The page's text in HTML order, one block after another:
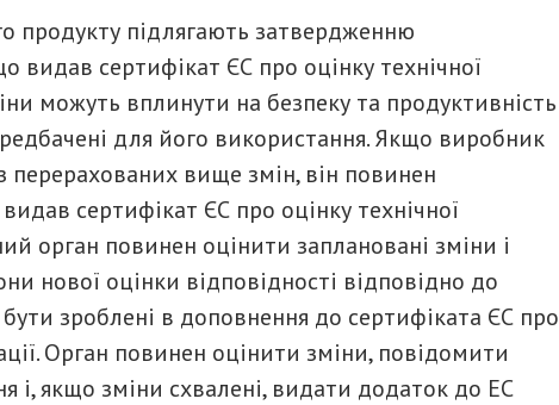
продукту підлягають затвердженню
сертифікат ЄС про оцінку технічної
можуть вплинути на безпеку та продуктивність
для його використання. Якщо виробник
перерахованих вище змін, він повинен
сертифікат ЄС про оцінку технічної
орган повинен оцінити заплановані зміни і
нової оцінки відповідності відповідно до
зроблені в доповнення до сертифіката ЄС про
Орган повинен оцінити зміни, повідомити
і, якщо зміни схвалені, видати додаток до EC